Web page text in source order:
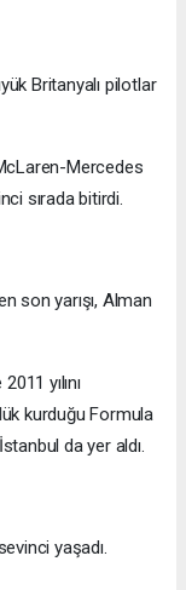
Britanyalı pilotlar
Mercedes
sırada bitirdi.
son yarışı, Alman
yılını
kurduğu Formula
da yer aldı.
yaşadı.